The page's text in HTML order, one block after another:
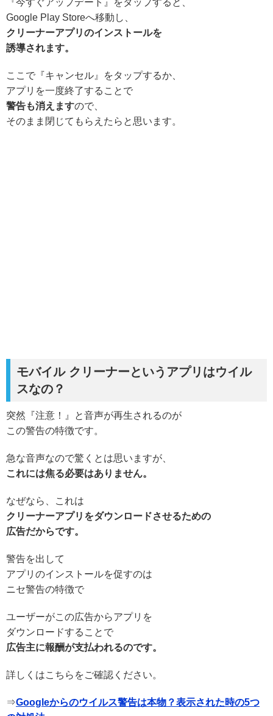
『今すぐアップデート』をタップすると、
Google Play Storeへ移動し、
クリーナーアプリのインストールを
誘導されます。
ここで『キャンセル』をタップするか、
アプリを一度終了することで
警告も消えますので、
そのまま閉じてもらえたらと思います。
モバイル クリーナーというアプリはウイル
スなの？
突然『注意！』と音声が再生されるのが
この警告の特徴です。
急な音声なので驚くとは思いますが、
これには焦る必要はありません。
なぜなら、これは
クリーナーアプリをダウンロードさせるための
広告だからです。
警告を出して
アプリのインストールを促すのは
ニセ警告の特徴で
ユーザーがこの広告からアプリを
ダウンロードすることで
広告主に報酬が支払われるのです。
詳しくはこちらをご確認ください。
⇒Googleからのウイルス警告は本物？表示された時の5つ